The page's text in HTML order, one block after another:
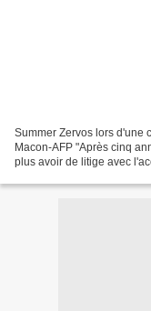
Summer Zervos lors d'une
Macon-AFP "Après cinq
plus avoir de litige avec